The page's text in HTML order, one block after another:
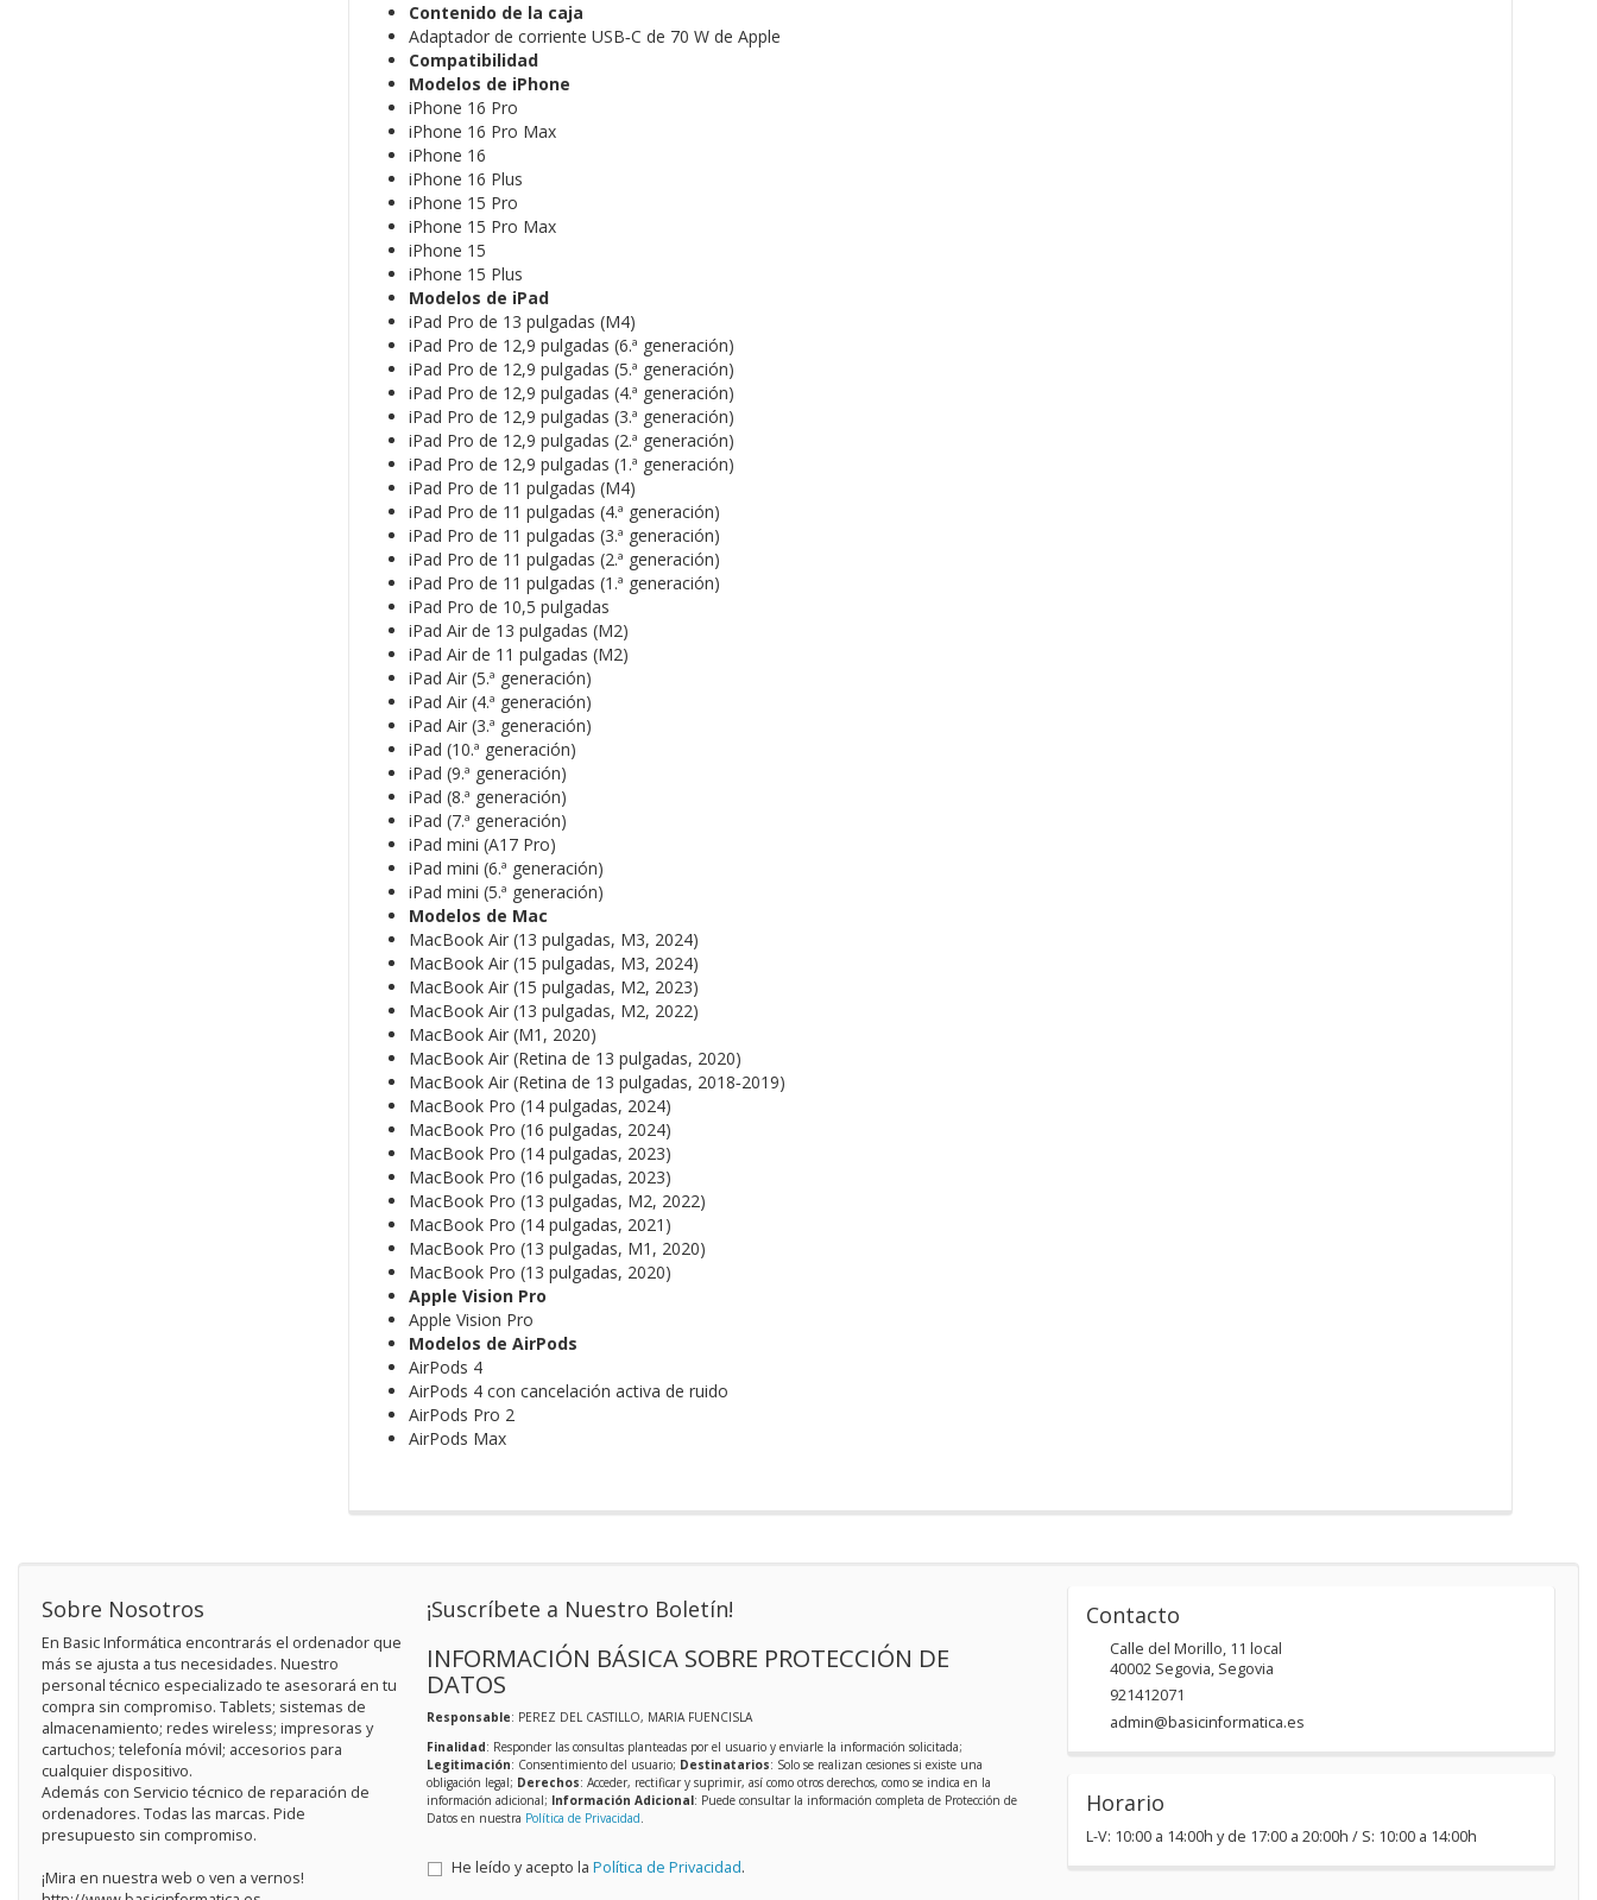
Contenido de la caja
Adaptador de corriente USB‑C de 70 W de Apple
Compatibilidad
Modelos de iPhone
iPhone 16 Pro
iPhone 16 Pro Max
iPhone 16
iPhone 16 Plus
iPhone 15 Pro
iPhone 15 Pro Max
iPhone 15
iPhone 15 Plus
Modelos de iPad
iPad Pro de 13 pulgadas (M4)
iPad Pro de 12,9 pulgadas (6.ª generación)
iPad Pro de 12,9 pulgadas (5.ª generación)
iPad Pro de 12,9 pulgadas (4.ª generación)
iPad Pro de 12,9 pulgadas (3.ª generación)
iPad Pro de 12,9 pulgadas (2.ª generación)
iPad Pro de 12,9 pulgadas (1.ª generación)
iPad Pro de 11 pulgadas (M4)
iPad Pro de 11 pulgadas (4.ª generación)
iPad Pro de 11 pulgadas (3.ª generación)
iPad Pro de 11 pulgadas (2.ª generación)
iPad Pro de 11 pulgadas (1.ª generación)
iPad Pro de 10,5 pulgadas
iPad Air de 13 pulgadas (M2)
iPad Air de 11 pulgadas (M2)
iPad Air (5.ª generación)
iPad Air (4.ª generación)
iPad Air (3.ª generación)
iPad (10.ª generación)
iPad (9.ª generación)
iPad (8.ª generación)
iPad (7.ª generación)
iPad mini (A17 Pro)
iPad mini (6.ª generación)
iPad mini (5.ª generación)
Modelos de Mac
MacBook Air (13 pulgadas, M3, 2024)
MacBook Air (15 pulgadas, M3, 2024)
MacBook Air (15 pulgadas, M2, 2023)
MacBook Air (13 pulgadas, M2, 2022)
MacBook Air (M1, 2020)
MacBook Air (Retina de 13 pulgadas, 2020)
MacBook Air (Retina de 13 pulgadas, 2018‑2019)
MacBook Pro (14 pulgadas, 2024)
MacBook Pro (16 pulgadas, 2024)
MacBook Pro (14 pulgadas, 2023)
MacBook Pro (16 pulgadas, 2023)
MacBook Pro (13 pulgadas, M2, 2022)
MacBook Pro (14 pulgadas, 2021)
MacBook Pro (13 pulgadas, M1, 2020)
MacBook Pro (13 pulgadas, 2020)
Apple Vision Pro
Apple Vision Pro
Modelos de AirPods
AirPods 4
AirPods 4 con cancelación activa de ruido
AirPods Pro 2
AirPods Max
Sobre Nosotros
En Basic Informática encontrarás el ordenador que
más se ajusta a tus necesidades. Nuestro
personal técnico especializado te asesorará en tu
compra sin compromiso. Tablets; sistemas de
almacenamiento; redes wireless; impresoras y
cartuchos; telefonía móvil; accesorios para
cualquier dispositivo.
Además con Servicio técnico de reparación de
ordenadores. Todas las marcas. Pide
presupuesto sin compromiso.
¡Mira en nuestra web o ven a vernos!
¡Suscríbete a Nuestro Boletín!
INFORMACIÓN BÁSICA SOBRE PROTECCIÓN DE
DATOS
Responsable: PEREZ DEL CASTILLO, MARIA FUENCISLA
Finalidad: Responder las consultas planteadas por el usuario y enviarle la información solicitada;
Legitimación: Consentimiento del usuario; Destinatarios: Solo se realizan cesiones si existe una
obligación legal; Derechos: Acceder, rectificar y suprimir, así como otros derechos, como se indica en la
información adicional; Información Adicional: Puede consultar la información completa de Protección de
Datos en nuestra Política de Privacidad.
He leído y acepto la Política de Privacidad.
Contacto
Calle del Morillo, 11 local
40002 Segovia, Segovia
921412071
admin@basicinformatica.es
Horario
L-V: 10:00 a 14:00h y de 17:00 a 20:00h / S: 10:00 a 14:00h